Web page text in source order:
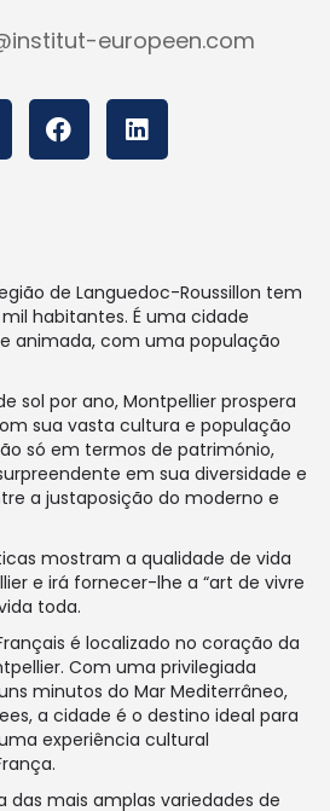
europeen.com
de Languedoc-Roussillon tem
habitantes. É uma cidade
animada, com uma população
sol por ano, Montpellier prospera
sua vasta cultura e população
só em termos de património,
em sua diversidade e
a justaposição do moderno e
mostram a qualidade de vida
e irá fornecer-lhe a “art de vivre
toda.
é localizado no coração da
Com uma privilegiada
minutos do Mar Mediterrâneo,
a cidade é o destino ideal para
experiência cultural
mais amplas variedades de